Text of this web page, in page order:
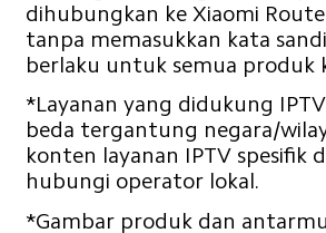
dihubungkan ke Xiaomi
tanpa memasukkan kata
berlaku untuk semua produk
*Layanan yang didukung
beda tergantung negara/
konten layanan IPTV spesifik
hubungi operator lokal.
*Gambar produk dan